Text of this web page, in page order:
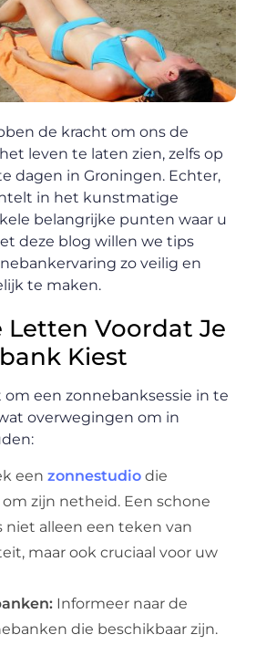
de kracht om ons de
leven te laten zien, zelfs op
dagen in Groningen. Echter,
in het kunstmatige
belangrijke punten waar u
deze blog willen we tips
zo veilig en
te maken.
Letten Voordat Je
Kiest
om een zonnebanksessie in te
overwegingen om in
eenzonnestudio die
zijn netheid. Een schone
niet alleen een teken van
maar ook cruciaal voor uw
Informeer naar de
die beschikbaar zijn.